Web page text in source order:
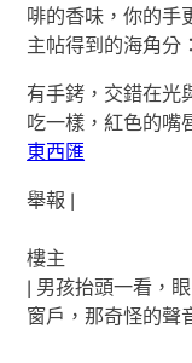
啡的香味，你的手
主帖得到的海角分
有手銬，交錯在光
吃一樣，紅色的嘴
東西匯
舉報 |
樓主
| 男孩抬頭一看，
窗戶，那奇怪的聲